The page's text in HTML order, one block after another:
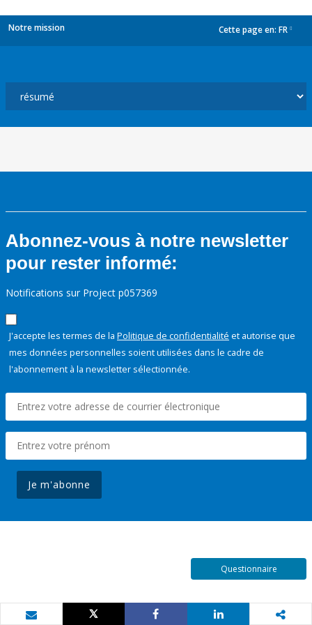
Notre mission Cette page en: FR
Abonnez-vous à notre newsletter
pour rester informé:
Notifications sur Project p057369
J'accepte les termes de la Politique de confidentialité et autorise que
mes données personnelles soient utilisées dans le cadre de
l'abonnement à la newsletter sélectionnée.
Je m'abonne
Questionnaire